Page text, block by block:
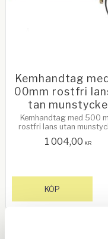
Kemhandtag
00mm rostfri
tan munstycke
Kemhandtag med 500
rostfri lans utan
1 004,00 KR
KÖP